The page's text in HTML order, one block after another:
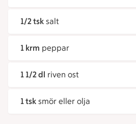
1/2 tsk salt
1 krm peppar
1 1/2 dl riven ost
1 tsk smör eller olja